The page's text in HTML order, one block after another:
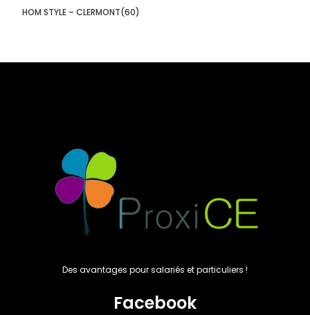
HOM STYLE – CLERMONT(60)
Des avantages pour salariés et particuliers !
Facebook